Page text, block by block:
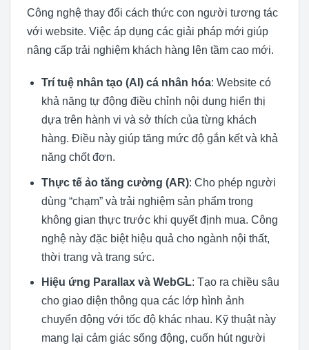
Công nghệ thay đổi cách thức con người tương tác
với website. Việc áp dụng các giải pháp mới giúp
nâng cấp trải nghiệm khách hàng lên tầm cao mới.
Trí tuệ nhân tạo (AI) cá nhân hóa: Website có
khả năng tự động điều chỉnh nội dung hiển thị
dựa trên hành vi và sở thích của từng khách
hàng. Điều này giúp tăng mức độ gắn kết và khả
năng chốt đơn.
Thực tế ảo tăng cường (AR): Cho phép người
dùng “chạm” và trải nghiệm sản phẩm trong
không gian thực trước khi quyết định mua. Công
nghệ này đặc biệt hiệu quả cho ngành nội thất,
thời trang và trang sức.
Hiệu ứng Parallax và WebGL: Tạo ra chiều sâu
cho giao diện thông qua các lớp hình ảnh
chuyển động với tốc độ khác nhau. Kỹ thuật này
mang lại cảm giác sống động, cuốn hút người